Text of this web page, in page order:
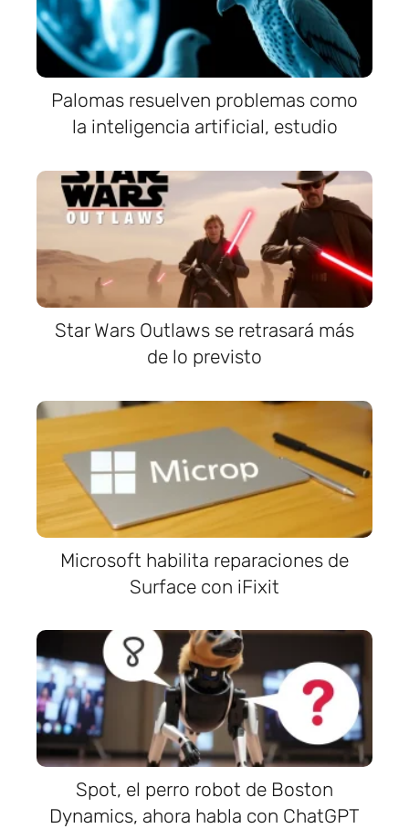
Palomas resuelven problemas como
la inteligencia artificial, estudio
Star Wars Outlaws se retrasará más
de lo previsto
Microsoft habilita reparaciones de
Surface con iFixit
Spot, el perro robot de Boston
Dynamics, ahora habla con ChatGPT